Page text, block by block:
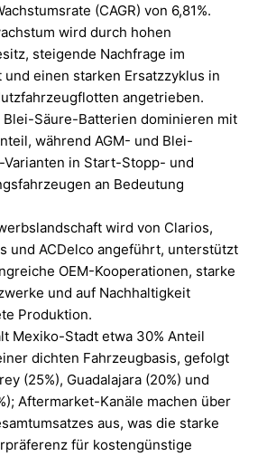
(CAGR) von 6,81%.
wird durch hohen
steigende Nachfrage im
und einen starken Ersatzzyklus in
angetrieben.
Säure-Batterien dominieren mit
während AGM- und Blei-
Varianten in Start-Stopp- und
an Bedeutung
wird von Clarios,
und ACDelco angeführt, unterstützt
OEM-Kooperationen, starke
und auf Nachhaltigkeit
Produktion.
Mexiko-Stadt etwa 30% Anteil
dichten Fahrzeugbasis, gefolgt
(25%), Guadalajara (20%) und
Aftermarket-Kanäle machen über
aus, was die starke
für kostengünstige